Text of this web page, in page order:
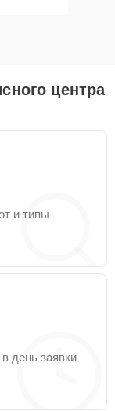
центра
и типы
день заявки